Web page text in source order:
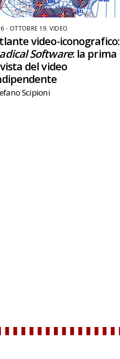
- OTTOBRE 19,VIDEO
video-iconografico:
Software: la prima
del video
Scipioni